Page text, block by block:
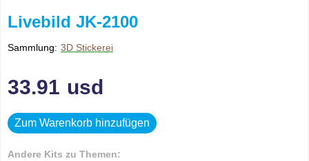
Livebild JK-2100
Sammlung: 3D Stickerei
33.91 usd
Zum Warenkorb hinzufügen
Andere Kits zu Themen: